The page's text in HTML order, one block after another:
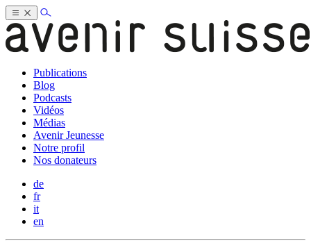
Publications
Blog
Podcasts
Vidéos
Médias
Avenir Jeunesse
Notre profil
Nos donateurs
de
fr
it
en